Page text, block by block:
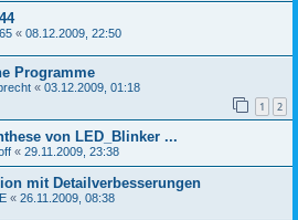
« 08.12.2009, 22:50
Programme
« 03.12.2009, 01:18
1 2
von LED_Blinker ...
« 29.11.2009, 23:38
mit Detailverbesserungen
« 26.11.2009, 08:38